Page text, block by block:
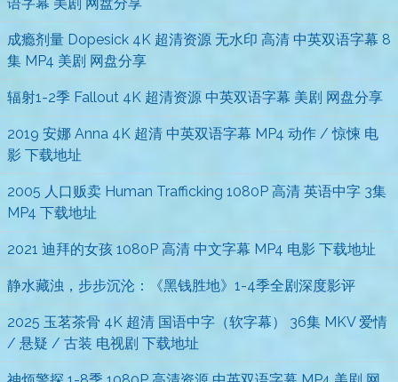
成瘾剂量 Dopesick 4K 超清资源 无水印 高清 中英双语字幕 8
集 MP4 美剧 网盘分享
辐射1-2季 Fallout 4K 超清资源 中英双语字幕 美剧 网盘分享
2019 安娜 Anna 4K 超清 中英双语字幕 MP4 动作 / 惊悚 电
影 下载地址
2005 人口贩卖 Human Trafficking 1080P 高清 英语中字 3集
MP4 下载地址
2021 迪拜的女孩 1080P 高清 中文字幕 MP4 电影 下载地址
静水藏浊，步步沉沦：《黑钱胜地》1-4季全剧深度影评
2025 玉茗茶骨 4K 超清 国语中字（软字幕） 36集 MKV 爱情
/ 悬疑 / 古装 电视剧 下载地址